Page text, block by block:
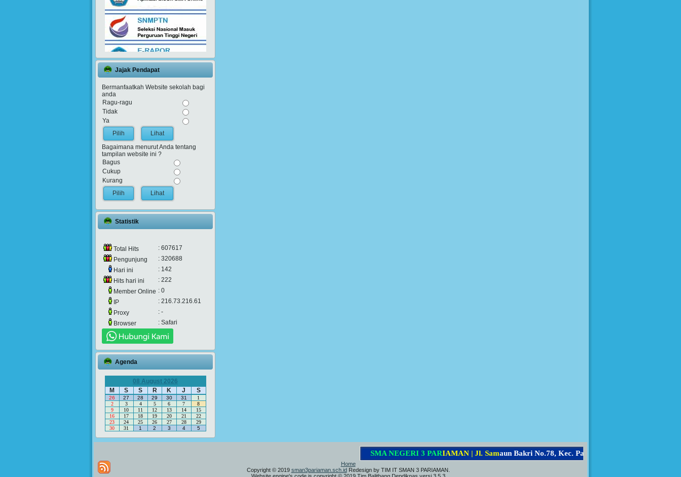
Jajak Pendapat
Bermanfaatkah Website sekolah bagi
anda
Ragu-ragu
Tidak
Ya
Lihat
Bagaimana menurut Anda tentang
tampilan website ini ?
Bagus
Cukup
Kurang
Lihat
Statistik
Total Hits
: 607617
Pengunjung
: 320688
Hari ini
: 142
Hits hari ini
: 222
Member Online : 0
IP
: 216.73.216.61
Proxy
: -
Browser
: Safari
Agenda
08 August 2026
M
S S R K J S
26 27 28 29 30 31
1
2
3 4 5 6 7
8
9
10 11 12 13 14
15
16
17 18 19 20 21
22
23
24 25 26 27 28
29
30
31 1 2 3 4 5
A NE GERI 3 P A RIAMAN | Jl Samaun Bakri No .78, Ke c. Pariam
Home
Copyright © 2019 sman3pariaman.sch.idRedesign by TIM IT SMAN 3 PARIAMAN.